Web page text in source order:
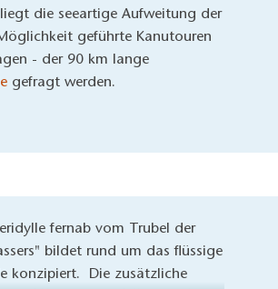
die seeartige Aufweitung der
geführte Kanutouren
- der 90 km lange
gefragt werden.
fernab vom Trubel der
bildet rund um das flüssige
konzipiert. Die zusätzliche